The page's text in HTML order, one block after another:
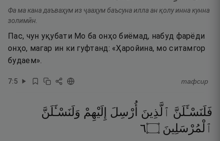
Фа ма кана даъваҳум из ҷааҳум баъсуна илла ан қолу инна кунна
золимӣн.
Пас, чун уқубати Мо ба онҳо биёмад, набуд фарёди
онҳо, магар ин ки гуфтанд: «Ҳаройина, мо ситамгор
будаем».
7:5 тафсир
فَلَنَسْـَٔلَنَّ ٱلَّذِينَ أُرْسِلَ إِلَيْهِمْ وَلَنَسْـَٔلَنَّ
ٱلْمُرْسَلِينَ ۝٦